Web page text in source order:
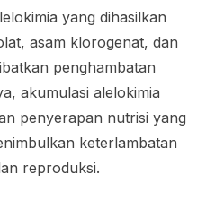
yang dihasilkan
asam klorogenat, dan
penghambatan
akumulasi alelokimia
penyerapan nutrisi yang
keterlambatan
reproduksi.